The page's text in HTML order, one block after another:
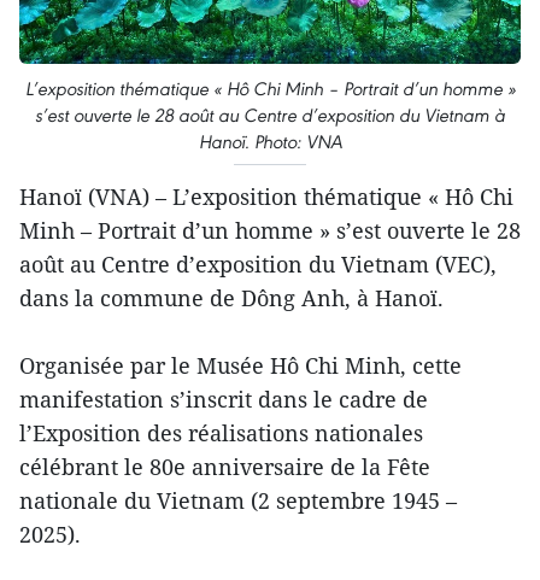
L’exposition thématique « Hô Chi Minh – Portrait d’un homme »
s’est ouverte le 28 août au Centre d’exposition du Vietnam à
Hanoï. Photo: VNA
Hanoï (VNA) – L’exposition thématique « Hô Chi
Minh – Portrait d’un homme » s’est ouverte le 28
août au Centre d’exposition du Vietnam (VEC),
dans la commune de Dông Anh, à Hanoï.
Organisée par le Musée Hô Chi Minh, cette
manifestation s’inscrit dans le cadre de
l’Exposition des réalisations nationales
célébrant le 80e anniversaire de la Fête
nationale du Vietnam (2 septembre 1945 –
2025).